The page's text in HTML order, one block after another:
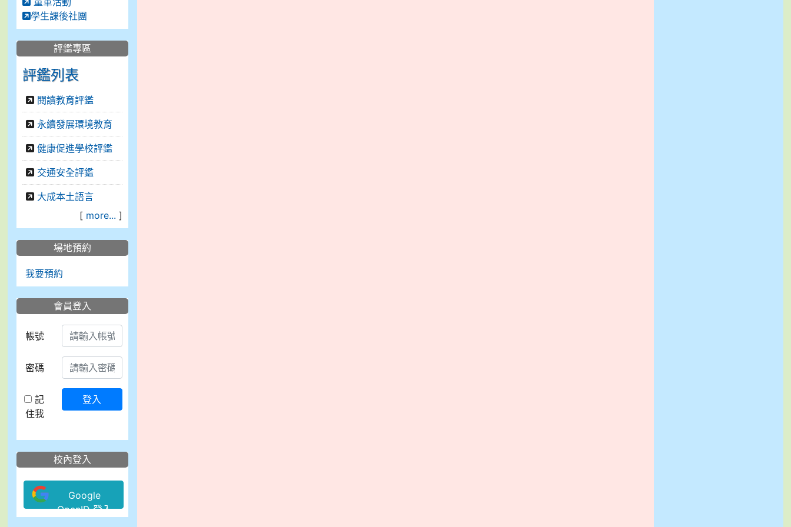
學生課後社團
評鑑專區
評鑑列表
閱讀教育評鑑
永續發展環境教育
健康促進學校評鑑
交通安全評鑑
大成本土語言
[ more... ]
場地預約
我要預約
會員登入
帳號
密碼
記
住我
登入
校內登入
Google
OpenID 登入